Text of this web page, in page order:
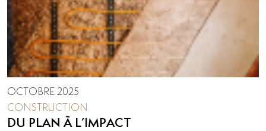
OCTOBRE 2025
CONSTRUCTION
DU PLAN À L’IMPACT